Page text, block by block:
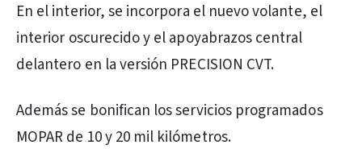
En el interior, se incorpora el nuevo volante, el
interior oscurecido y el apoyabrazos central
delantero en la versión PRECISION CVT.
Además se bonifican los servicios programados
MOPAR de 10 y 20 mil kilómetros.